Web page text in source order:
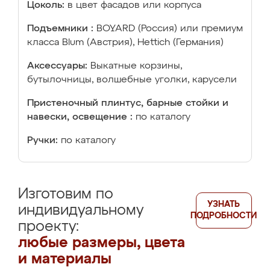
Цоколь: в цвет фасадов или корпуса
Подъемники : BOYARD (Россия) или премиум
класса Blum (Австрия), Hettich (Германия)
Аксессуары: Выкатные корзины,
бутылочницы, волшебные уголки, карусели
Пристеночный плинтус, барные стойки и
навески, освещение : по каталогу
Ручки: по каталогу
Изготовим по
индивидуальному
проекту:
любые размеры, цвета
и материалы
УЗНАТЬ
ПОДРОБНОСТИ